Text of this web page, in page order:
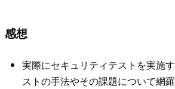
感想
実際にセキュリティテストを実施
ストの手法やその課題について網